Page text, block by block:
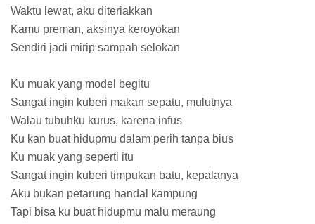
Waktu lewat, aku diteriakkan
Kamu preman, aksinya keroyokan
Sendiri jadi mirip sampah selokan
Ku muak yang model begitu
Sangat ingin kuberi makan sepatu, mulutnya
Walau tubuhku kurus, karena infus
Ku kan buat hidupmu dalam perih tanpa bius
Ku muak yang seperti itu
Sangat ingin kuberi timpukan batu, kepalanya
Aku bukan petarung handal kampung
Tapi bisa ku buat hidupmu malu meraung